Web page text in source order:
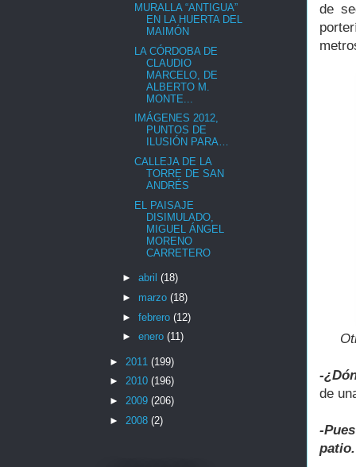
de
-
de
-
MURALLA “ANTIGUA”
EN LA HUERTA DEL
MAIMÓN
LA CÓRDOBA DE
CLAUDIO
MARCELO, DE
ALBERTO M.
MONTE...
IMÁGENES 2012,
PUNTOS DE
ILUSIÓN PARA…
CALLEJA DE LA
TORRE DE SAN
ANDRÉS
EL PAISAJE
DISIMULADO,
MIGUEL ÁNGEL
MORENO
CARRETERO
► abril (18)
► marzo (18)
► febrero (12)
► enero (11)
► 2011 (199)
► 2010 (196)
► 2009 (206)
► 2008 (2)